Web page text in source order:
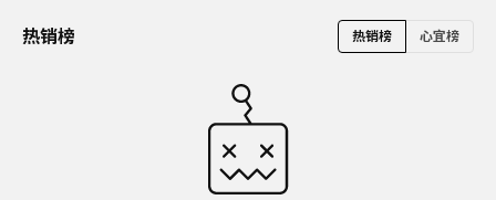
热销榜 热销榜 心宜榜